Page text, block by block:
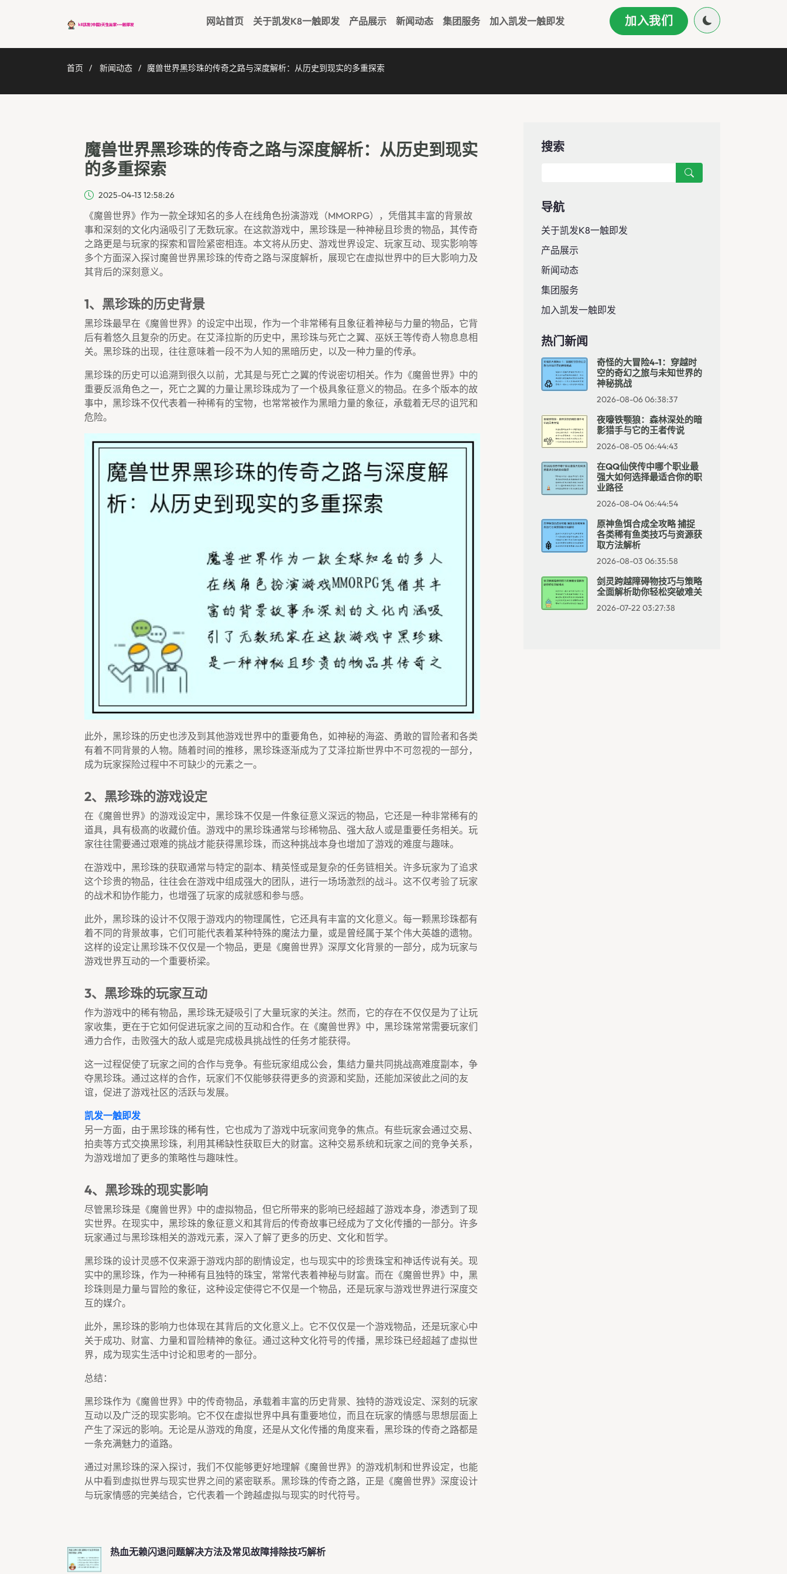
网站首页 关于凯发k8一触即发 产品展示 新闻动态 集团服务 加入凯发一触即发 加入我们
首页 新闻动态 魔兽世界黑珍珠的传奇之路与深度解析：从历史到现实的多重探索
魔兽世界黑珍珠的传奇之路与深度解析：从历史到现实
的多重探索
2025-04-13 12:58:26
《魔兽世界》作为一款全球知名的多人在线角色扮演游戏（MMORPG），凭借其丰富的背景故
事和深刻的文化内涵吸引了无数玩家。在这款游戏中，黑珍珠是一种神秘且珍贵的物品，其传奇
之路更是与玩家的探索和冒险紧密相连。本文将从历史、游戏世界设定、玩家互动、现实影响等
多个方面深入探讨魔兽世界黑珍珠的传奇之路与深度解析，展现它在虚拟世界中的巨大影响力及
其背后的深刻意义。
1、黑珍珠的历史背景
黑珍珠最早在《魔兽世界》的设定中出现，作为一个非常稀有且象征着神秘与力量的物品，它背
后有着悠久且复杂的历史。在艾泽拉斯的历史中，黑珍珠与死亡之翼、巫妖王等传奇人物息息相
关。黑珍珠的出现，往往意味着一段不为人知的黑暗历史，以及一种力量的传承。
黑珍珠的历史可以追溯到很久以前，尤其是与死亡之翼的传说密切相关。作为《魔兽世界》中的
重要反派角色之一，死亡之翼的力量让黑珍珠成为了一个极具象征意义的物品。在多个版本的故
事中，黑珍珠不仅代表着一种稀有的宝物，也常常被作为黑暗力量的象征，承载着无尽的诅咒和
危险。
此外，黑珍珠的历史也涉及到其他游戏世界中的重要角色，如神秘的海盗、勇敢的冒险者和各类
有着不同背景的人物。随着时间的推移，黑珍珠逐渐成为了艾泽拉斯世界中不可忽视的一部分，
成为玩家探险过程中不可缺少的元素之一。
2、黑珍珠的游戏设定
在《魔兽世界》的游戏设定中，黑珍珠不仅是一件象征意义深远的物品，它还是一种非常稀有的
道具，具有极高的收藏价值。游戏中的黑珍珠通常与珍稀物品、强大敌人或是重要任务相关。玩
家往往需要通过艰难的挑战才能获得黑珍珠，而这种挑战本身也增加了游戏的难度与趣味。
在游戏中，黑珍珠的获取通常与特定的副本、精英怪或是复杂的任务链相关。许多玩家为了追求
这个珍贵的物品，往往会在游戏中组成强大的团队，进行一场场激烈的战斗。这不仅考验了玩家
的战术和协作能力，也增强了玩家的成就感和参与感。
此外，黑珍珠的设计不仅限于游戏内的物理属性，它还具有丰富的文化意义。每一颗黑珍珠都有
着不同的背景故事，它们可能代表着某种特殊的魔法力量，或是曾经属于某个伟大英雄的遗物。
这样的设定让黑珍珠不仅仅是一个物品，更是《魔兽世界》深厚文化背景的一部分，成为玩家与
游戏世界互动的一个重要桥梁。
3、黑珍珠的玩家互动
作为游戏中的稀有物品，黑珍珠无疑吸引了大量玩家的关注。然而，它的存在不仅仅是为了让玩
家收集，更在于它如何促进玩家之间的互动和合作。在《魔兽世界》中，黑珍珠常常需要玩家们
通力合作，击败强大的敌人或是完成极具挑战性的任务才能获得。
这一过程促使了玩家之间的合作与竞争。有些玩家组成公会，集结力量共同挑战高难度副本，争
夺黑珍珠。通过这样的合作，玩家们不仅能够获得更多的资源和奖励，还能加深彼此之间的友
谊，促进了游戏社区的活跃与发展。
凯发一触即发
另一方面，由于黑珍珠的稀有性，它也成为了游戏中玩家间竞争的焦点。有些玩家会通过交易、
拍卖等方式交换黑珍珠，利用其稀缺性获取巨大的财富。这种交易系统和玩家之间的竞争关系，
为游戏增加了更多的策略性与趣味性。
4、黑珍珠的现实影响
尽管黑珍珠是《魔兽世界》中的虚拟物品，但它所带来的影响已经超越了游戏本身，渗透到了现
实世界。在现实中，黑珍珠的象征意义和其背后的传奇故事已经成为了文化传播的一部分。许多
玩家通过与黑珍珠相关的游戏元素，深入了解了更多的历史、文化和哲学。
黑珍珠的设计灵感不仅来源于游戏内部的剧情设定，也与现实中的珍贵珠宝和神话传说有关。现
实中的黑珍珠，作为一种稀有且独特的珠宝，常常代表着神秘与财富。而在《魔兽世界》中，黑
珍珠则是力量与冒险的象征，这种设定使得它不仅是一个物品，还是玩家与游戏世界进行深度交
互的媒介。
此外，黑珍珠的影响力也体现在其背后的文化意义上。它不仅仅是一个游戏物品，还是玩家心中
关于成功、财富、力量和冒险精神的象征。通过这种文化符号的传播，黑珍珠已经超越了虚拟世
界，成为现实生活中讨论和思考的一部分。
总结：
黑珍珠作为《魔兽世界》中的传奇物品，承载着丰富的历史背景、独特的游戏设定、深刻的玩家
互动以及广泛的现实影响。它不仅在虚拟世界中具有重要地位，而且在玩家的情感与思想层面上
产生了深远的影响。无论是从游戏的角度，还是从文化传播的角度来看，黑珍珠的传奇之路都是
一条充满魅力的道路。
通过对黑珍珠的深入探讨，我们不仅能够更好地理解《魔兽世界》的游戏机制和世界设定，也能
从中看到虚拟世界与现实世界之间的紧密联系。黑珍珠的传奇之路，正是《魔兽世界》深度设计
与玩家情感的完美结合，它代表着一个跨越虚拟与现实的时代符号。
热血无赖闪退问题解决方法及常见故障排除技巧解析
搜索
导航
关于凯发k8一触即发
产品展示
新闻动态
集团服务
加入凯发一触即发
热门新闻
奇怪的大冒险4-1：穿越时
空的奇幻之旅与未知世界的
神秘挑战
2026-08-06 06:38:37
夜嚎铁颚狼：森林深处的暗
影猎手与它的王者传说
2026-08-05 06:44:43
在QQ仙侠传中哪个职业最
强大如何选择最适合你的职
业路径
2026-08-04 06:44:54
原神鱼饵合成全攻略 捕捉
各类稀有鱼类技巧与资源获
取方法解析
2026-08-03 06:35:58
剑灵跨越障碍物技巧与策略
全面解析助你轻松突破难关
2026-07-22 03:27:38